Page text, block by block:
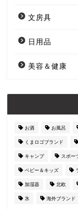
文房具
日用品
美容＆健康
お酒 お風呂
くまロゴブランド
キャンプ スポー
ベビー＆キッズ
加湿器 北欧
氷 海外ブランド